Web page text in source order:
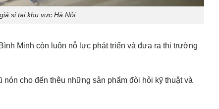
sỉ tại khu vực Hà Nội
Minh còn luôn nỗ lực phát triển và đưa ra thị trường
nón cho đến thêu những sản phẩm đòi hỏi kỹ thuật và